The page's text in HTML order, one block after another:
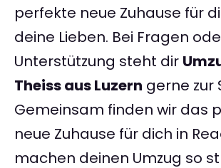
perfekte neue Zuhause für
deine Lieben. Bei Fragen
Unterstützung steht dir
Theiss aus Luzern gerne zur
Gemeinsam finden wir das
neue Zuhause für dich in
machen deinen Umzug so